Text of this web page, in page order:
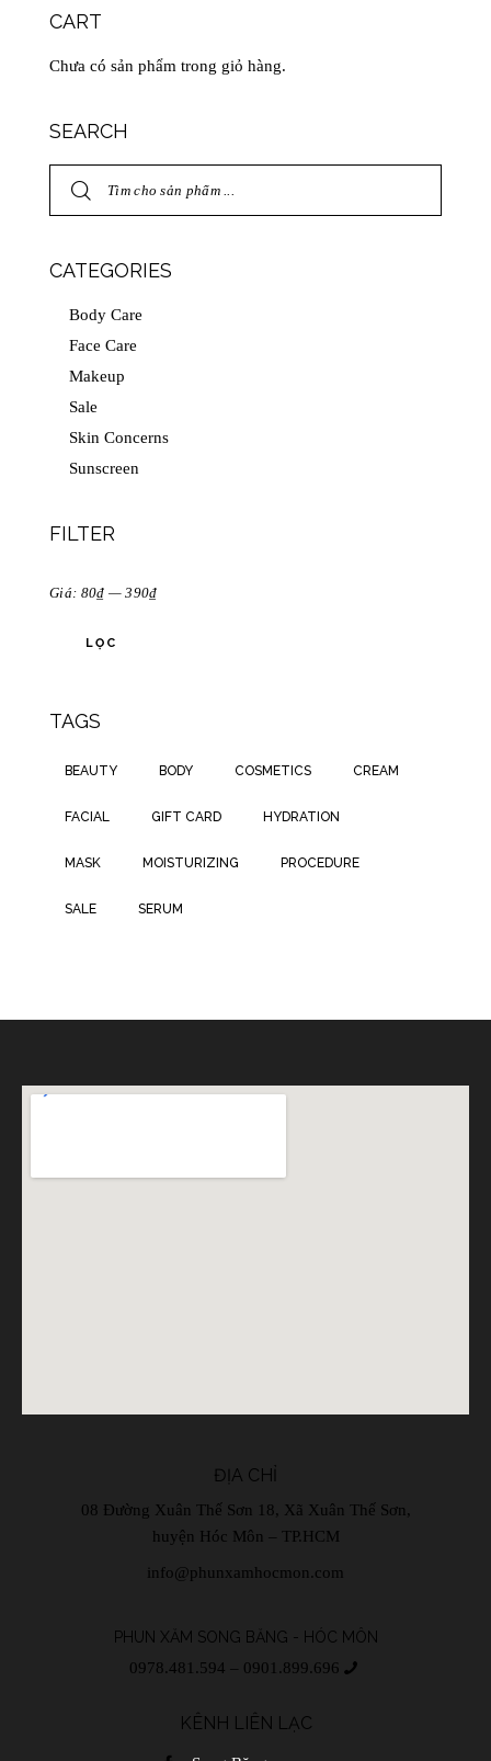
CART
Chưa có sản phẩm trong giỏ hàng.
SEARCH
CATEGORIES
Body Care
Face Care
Makeup
Sale
Skin Concerns
Sunscreen
FILTER
LỌC
Giá: 80₫ —390₫
TAGS
BEAUTY BODY COSMETICS CREAM
FACIAL GIFT CARD HYDRATION
MASK MOISTURIZING PROCEDURE
SALE SERUM
ĐỊA CHỈ
08 Đường Xuân Thế Sơn 18, Xã Xuân Thế Sơn,
huyện Hóc Môn – TP.HCM
info@phunxamhocmon.com
PHUN XĂM SONG BĂNG - HÓC MÔN
0978.481.594 – 0901.899.696
KÊNH LIÊN LẠC